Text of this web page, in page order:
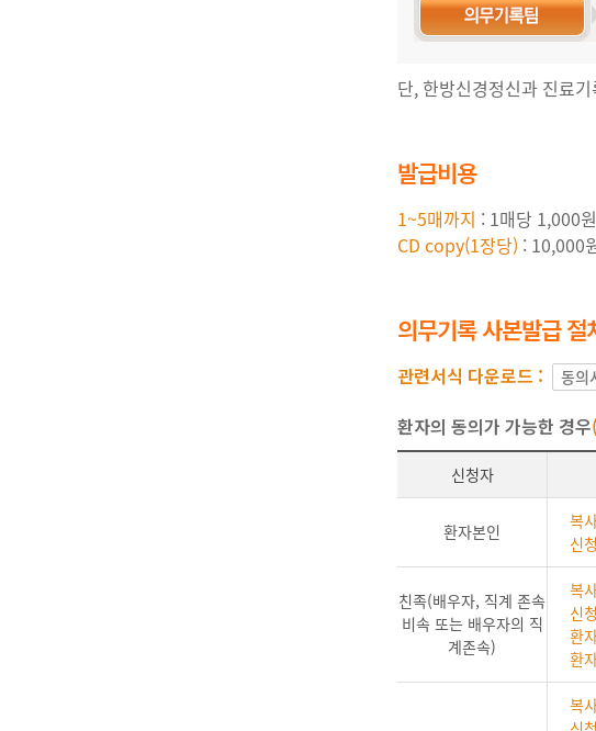
단, 한방신경정신과 진료
발급비용
1~5매까지 : 1매당 1,000
CD copy(1장당) : 10,000
의무기록 사본발급
관련서식 다운로드 : 동의
환자의 동의가 가능한 경우
신청자
환자본인
복
신
친족(배우자, 직계 존속
비속 또는 배우자의 직
계존속)
복
신
환
환
복